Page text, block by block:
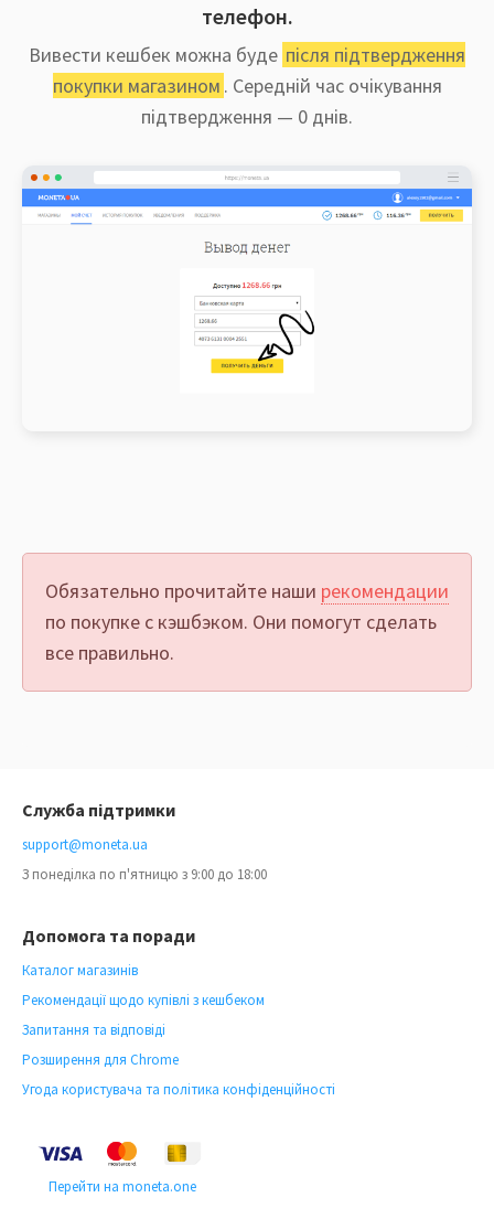
телефон.
Вивести кешбек можна буде після підтвердження
покупки магазином . Середній час очікування
підтвердження — 0 днів.
Обязательно прочитайте наши рекомендации
по покупке с кэшбэком. Они помогут сделать
все правильно.
Допомога та поради
Каталог магазинів
Рекомендації щодо купівлі з кешбеком
Запитання та відповіді
Розширення для Chrome
Угода користувача та політика конфіденційності
Служба підтримки
support@moneta.ua
З понеділка по п'ятницю з 9:00 до 18:00
Перейти на moneta.one